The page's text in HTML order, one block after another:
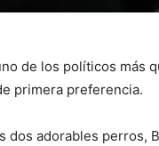
de los políticos más
primera preferencia.
dos adorables perros,